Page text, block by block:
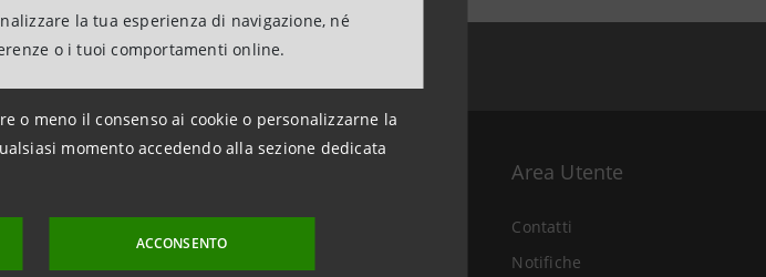
la tua esperienza di navigazione, né
o i tuoi comportamenti online.
o meno il consenso ai cookie o personalizzarne la
momento accedendo alla sezione dedicata
ACCONSENTO
Area Utente
Contatti
Notifiche